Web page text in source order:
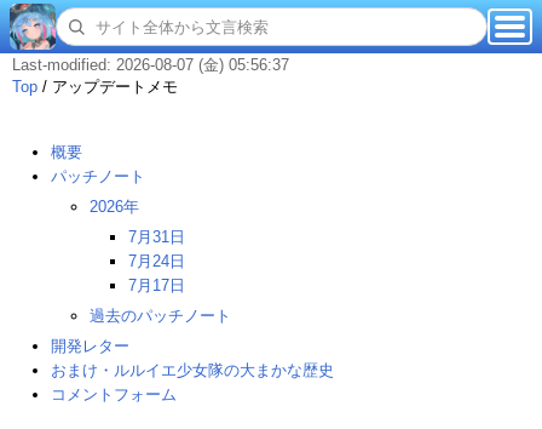
Last-modified: 2026-08-07 (金) 05:56:37
Top / アップデートメモ
概要
パッチノート
2026年
7月31日
7月24日
7月17日
過去のパッチノート
開発レター
おまけ・ルルイエ少女隊の大まかな歴史
コメントフォーム